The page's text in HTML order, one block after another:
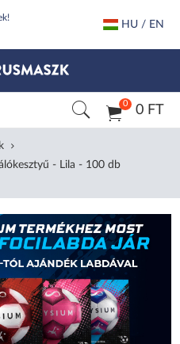
HU / EN
0 0 FT
- Lila - 100 db